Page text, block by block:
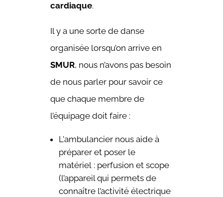
cardiaque.
Il y a une sorte de danse
organisée lorsqu’on arrive en
SMUR, nous n’avons pas besoin
de nous parler pour savoir ce
que chaque membre de
l’équipage doit faire :
L'ambulancier nous aide à
préparer et poser le
matériel : perfusion et scope
(l’appareil qui permets de
connaître l’activité électrique